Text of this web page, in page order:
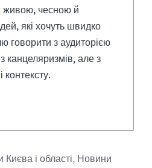
живою, чесною й
які хочуть швидко
говорити з аудиторією
канцеляризмів, але з
контексту.
і області, Новини